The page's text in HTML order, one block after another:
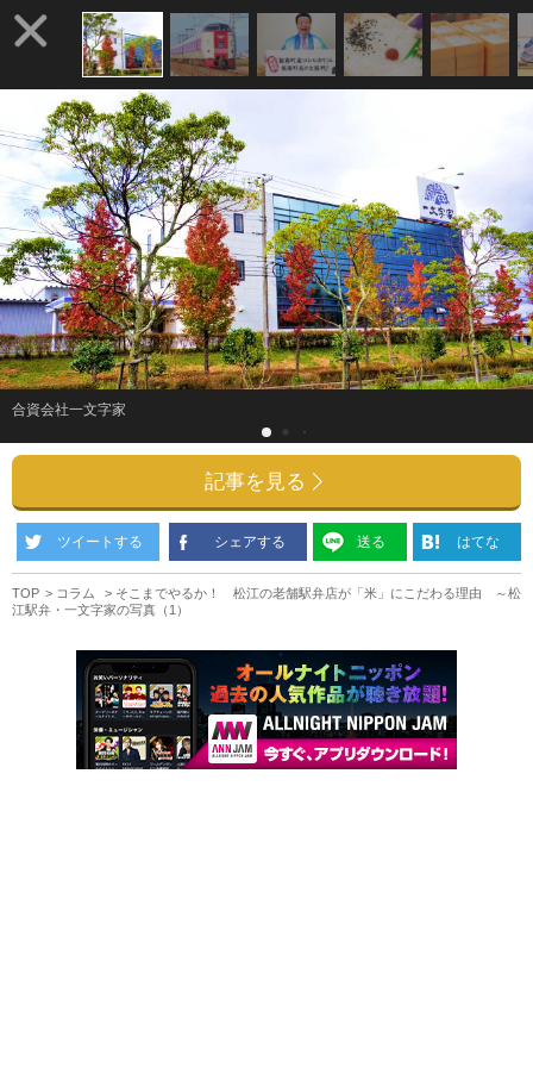
合資会社一文字家
記事を見る
ツイートする シェアする 送る はてな
TOP コラム
そこまでやるか！ 松江の老舗駅弁店が「米」にこだわる理由 ～松
江駅弁・一文字家の写真（1）